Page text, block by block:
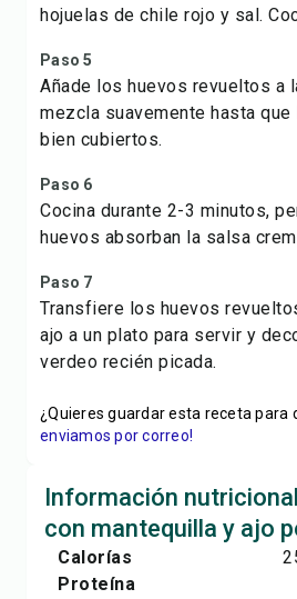
hojuelas de chile rojo y sal.
Paso 5
Añade los huevos revueltos a
mezcla suavemente hasta
bien cubiertos.
Paso 6
Cocina durante 2-3 minutos,
huevos absorban la salsa
Paso 7
Transfiere los huevos
ajo a un plato para servir y
verdeo recién picada.
¿Quieres guardar esta receta para
enviamos por correo!
Información
con mantequilla y ajo
Calorías
Proteína